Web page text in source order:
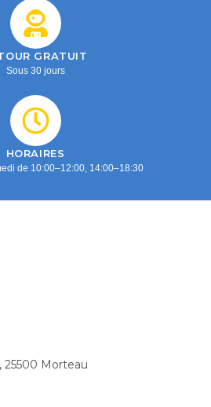
GRATUIT
Sous 30 jours
HORAIRES
de 10:00–12:00, 14:00–18:30
25500 Morteau